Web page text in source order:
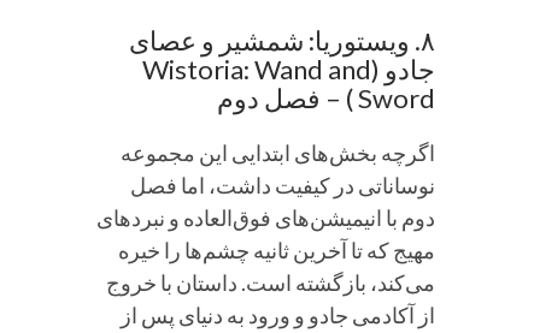
۸. ویستوریا: شمشیر و عصای
جادو (Wistoria: Wand and
Sword ) – فصل دوم
اگرچه بخش‌های ابتدایی این مجموعه
نوساناتی در کیفیت داشت، اما فصل
دوم با انیمیشن‌های فوق‌العاده و نبردهای
مهیج که تا آخرین ثانیه چشم‌ها را خیره
می‌کند، بازگشته است. داستان با خروج
از آکادمی جادو و ورود به دنیای پس از